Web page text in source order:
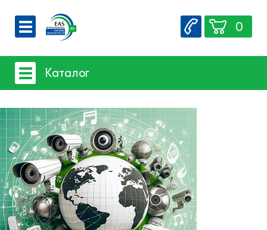
О компании
Вакансии
Контакты
0
Каталог
Системы видеонаблюдения
- iFLOW
- SpaceTechnology
- Dahua
- EZ-IP
- Hikvision
- Комплектующие и монтажный
материал